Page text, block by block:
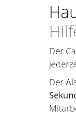
Der
Der